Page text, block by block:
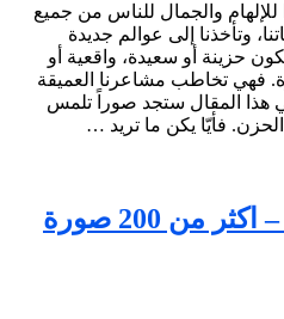
والجمال للناس من جميع
وتأخذنا إلى عوالم جديدة
حزينة أو سعيدة، واقعية أو
فهي تخاطب مشاعرنا العميقة
هذا المقال ستجد صوراً تلمس
فأيّا يكن ما تريد …
صور حزينة جدا 2024 – اكثر من 200 صورة